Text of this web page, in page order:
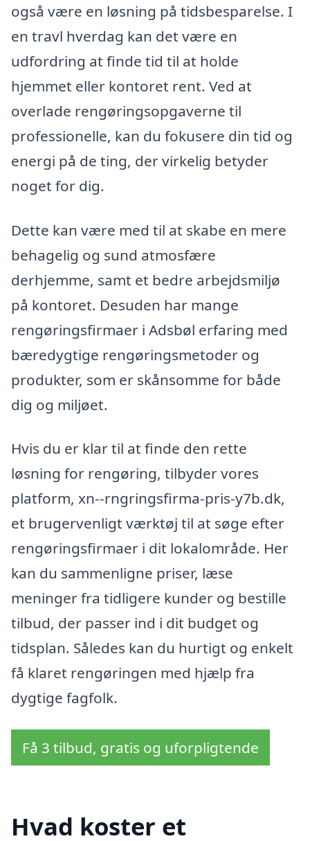
også være en løsning på tidsbesparelse. I
en travl hverdag kan det være en
udfordring at finde tid til at holde
hjemmet eller kontoret rent. Ved at
overlade rengøringsopgaverne til
professionelle, kan du fokusere din tid og
energi på de ting, der virkelig betyder
noget for dig.
Dette kan være med til at skabe en mere
behagelig og sund atmosfære
derhjemme, samt et bedre arbejdsmiljø
på kontoret. Desuden har mange
rengøringsfirmaer i Adsbøl erfaring med
bæredygtige rengøringsmetoder og
produkter, som er skånsomme for både
dig og miljøet.
Hvis du er klar til at finde den rette
løsning for rengøring, tilbyder vores
platform, xn--rngringsfirma-pris-y7b.dk,
et brugervenligt værktøj til at søge efter
rengøringsfirmaer i dit lokalområde. Her
kan du sammenligne priser, læse
meninger fra tidligere kunder og bestille
tilbud, der passer ind i dit budget og
tidsplan. Således kan du hurtigt og enkelt
få klaret rengøringen med hjælp fra
dygtige fagfolk.
Få 3 tilbud, gratis og uforpligtende
Hvad koster et